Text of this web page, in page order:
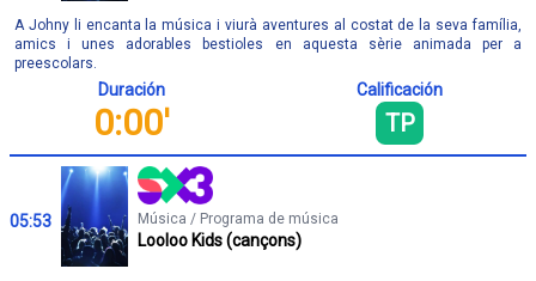
A Johny li encanta la música i viurà aventures al costat de la seva família,
amics i unes adorables bestioles en aquesta sèrie animada per a
preescolars.
Duración
0:00'
Calificación
TP
05:53 Música / Programa de música
Looloo Kids (cançons)